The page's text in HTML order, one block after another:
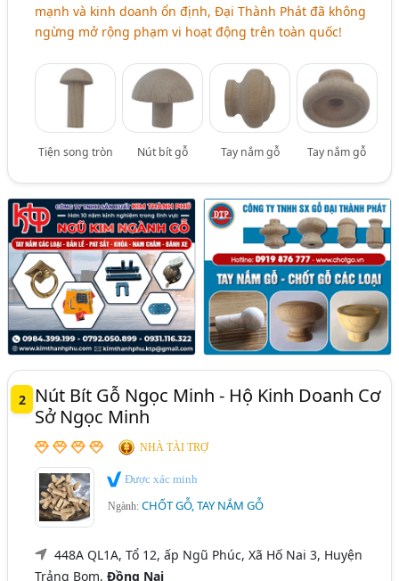
mạnh và kinh doanh ổn định, Đại Thành Phát đã không
ngừng mở rộng phạm vi hoạt động trên toàn quốc!
Tiện song tròn Nút bít gỗ Tay nắm gỗ Tay nắm gỗ
2
Nút Bít Gỗ Ngọc Minh - Hộ Kinh Doanh Cơ
Sở Ngọc Minh
NHÀ TÀI TRỢ
Được xác minh
Ngành:CHỐT GỖ, TAY NẮM GỖ
448A QL1A, Tổ 12, ấp Ngũ Phúc, Xã Hố Nai 3, Huyện
Trảng Bom,Đồng Nai